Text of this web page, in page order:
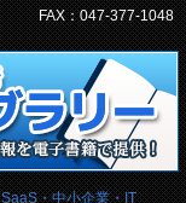
FAX：047-377-1048